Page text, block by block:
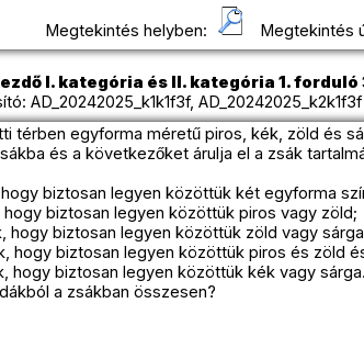
Megtekintés helyben: Megtekintés
I. kategória és II. kategória 1.
AD_20242025_k1k1f3f, AD_20242025_k2k1f3f
térben egyforma méretű piros, kék, zöld és
és a következőket árulja el a zsák
biztosan legyen közöttük két egyforma
biztosan legyen közöttük piros vagy zöld;
hogy biztosan legyen közöttük zöld vagy
hogy biztosan legyen közöttük piros és zöld
hogy biztosan legyen közöttük kék vagy sárga.
a zsákban összesen?